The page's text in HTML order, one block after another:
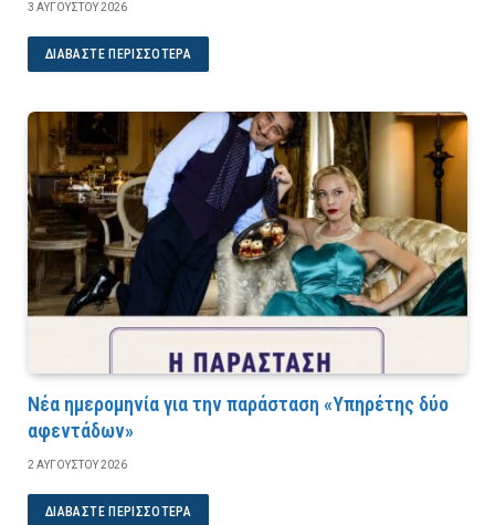
3 ΑΥΓΟΎΣΤΟΥ 2026
ΔΙΑΒΆΣΤΕ ΠΕΡΙΣΣΌΤΕΡΑ
Νέα ημερομηνία για την παράσταση «Υπηρέτης δύο
αφεντάδων»
2 ΑΥΓΟΎΣΤΟΥ 2026
ΔΙΑΒΆΣΤΕ ΠΕΡΙΣΣΌΤΕΡΑ